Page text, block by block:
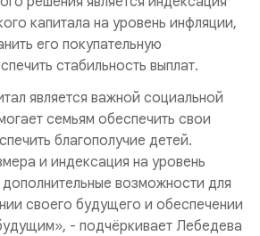
капитала на уровень инфляции,
его покупательную
стабильность выплат.
является важной социальной
семьям обеспечить свои
благополучие детей.
и индексация на уровень
возможности для
своего будущего и обеспечении
- подчёркивает Лебедева